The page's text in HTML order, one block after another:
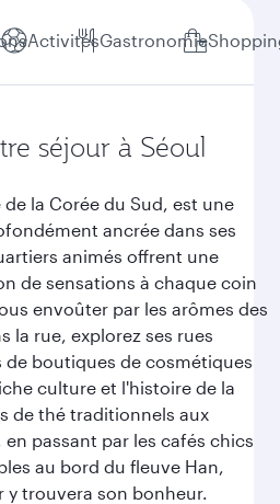
ActivitésGastronomie
séjour à Séoul
la Corée du Sud, est une
ancrée dans ses
animés offrent une
de sensations à chaque coin
envoûter par les arômes des
la rue, explorez ses rues
de boutiques de cosmétiques
culture et l'histoire de la
de thé traditionnels aux
passant par les cafés chics
au bord du fleuve Han,
y trouvera son bonheur.